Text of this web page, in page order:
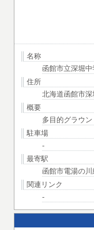
名称
函館市立深堀
住所
北海道函館市深
概要
多目的グラウン
駐車場
-
最寄駅
函館市電湯の川
関連リンク
-